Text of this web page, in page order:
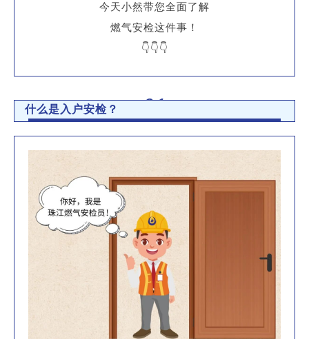
今天小然带您全面了解
燃气安检这件事！
👇👇👇
01
什么是入户安检？